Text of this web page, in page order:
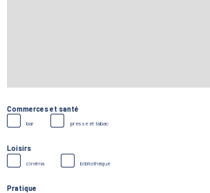
Commerces et santé
bar presse et tabac
Loisirs
cinéma bibliothèque
Pratique